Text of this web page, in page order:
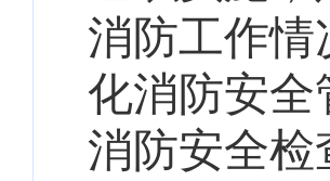
消防工作情
化消防安全
消防安全